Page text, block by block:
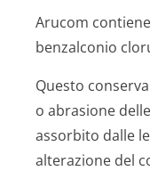
Arucom
benzalconio
Questo
o abrasione
assorbito dalle
alterazione del